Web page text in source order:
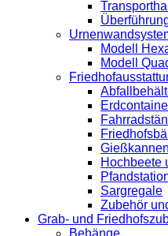
Modell
Modell
Hochbeete
Sargregale
Zubehör
Grab- und
Behänge